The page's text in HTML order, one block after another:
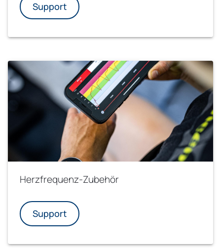
Support
Herzfrequenz-Zubehör
Support